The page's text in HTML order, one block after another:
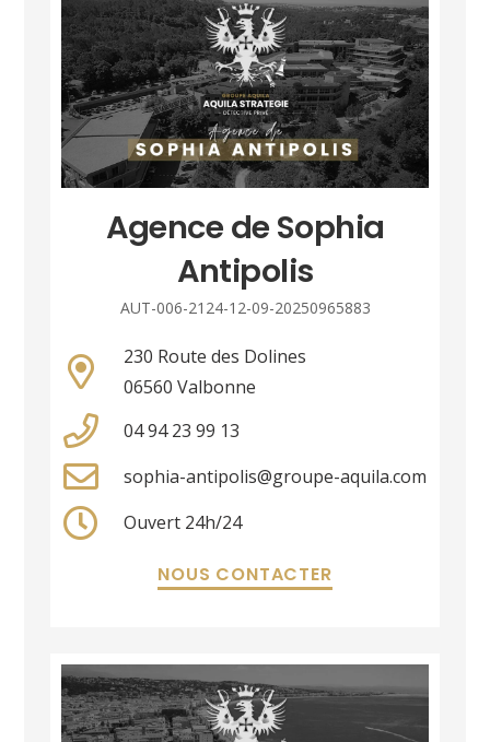
Agence de Sophia
Antipolis
AUT-006-2124-12-09-20250965883
230 Route des Dolines
06560 Valbonne
04 94 23 99 13
sophia-antipolis@groupe-aquila.com
Ouvert 24h/24
NOUS CONTACTER